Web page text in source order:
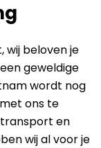
wij beloven je
geweldige
wordt nog
ons te
en
wij al voor je